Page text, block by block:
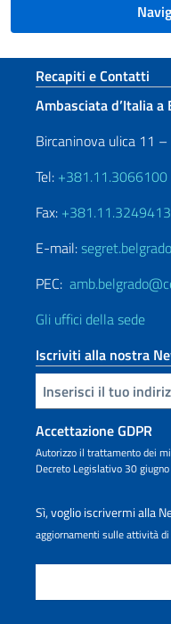
Sezione
Recapiti e Contatti
Ambasciata d’Italia a
Bircaninova ulica 11
Tel: +381.11.3066100
Fax: +381.11.3249413
E-mail:
PEC:
Gli uffici della sede
Iscriviti alla nostra
Inserisci la tua email
Accettazione GDPR
Autorizzo il trattamento dei
Decreto Legislativo 30
Sì, voglio iscrivermi alla
aggiornamenti sulle attività